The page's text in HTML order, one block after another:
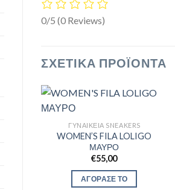
0/5 (0 Reviews)
ΣΧΕΤΙΚΆ ΠΡΟΪΌΝΤΑ
ΓΥΝΑΙΚΕΊΑ SNEAKERS
WOMEN’S FILA LOLIGO
ΜΑΥΡΟ
€55,00
ΑΓΟΡΑΣΕ ΤΟ